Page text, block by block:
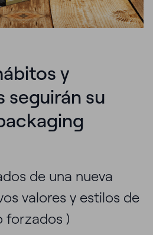
y
seguirán su
de una nueva
valores y estilos de
forzados )